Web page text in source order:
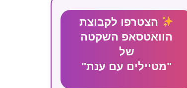
הצטרפו לקבוצת
הוואטסאפ השקטה
של
"מטיילים עם ענת"